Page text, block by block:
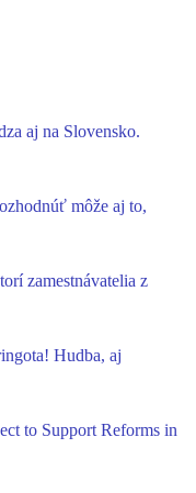
aj na Slovensko.
môže aj to,
zamestnávatelia z
Hudba, aj
to Support Reforms in